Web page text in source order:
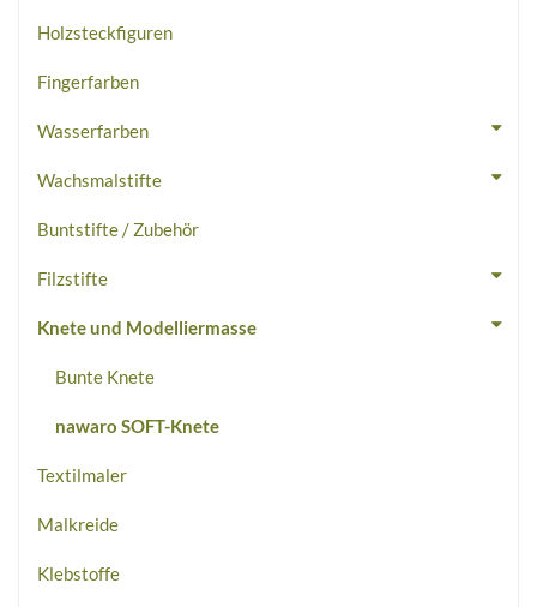
Holzsteckfiguren
Fingerfarben
Wasserfarben
Wachsmalstifte
Buntstifte / Zubehör
Filzstifte
Knete und Modelliermasse
Bunte Knete
nawaro SOFT-Knete
Textilmaler
Malkreide
Klebstoffe